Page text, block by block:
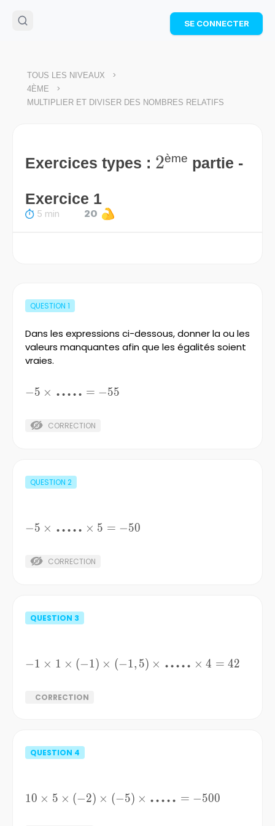
🌴Cahier de vacances offert
: révise les maths cet
Télécharge ton PDF gratuit et progresse avec des
SE CONNECTER
TOUS LES NIVEAUX >
4ÈME >
MULTIPLIER ET DIVISER DES NOMBRES RELATIFS
Exercices types : 2
2ème partie -
Exercice 1
5 min 20
QUESTION 1
Dans les expressions ci-dessous, donner la ou les
valeurs manquantes afin que les égalités soient
vraies.
-5\times{\LARGE{.....}}=-55
−5 × ..... = −55
CORRECTION
QUESTION 2
-5\times{\LARGE{.....}}\times{5}=-50
−5 × ..... × 5 = −50
CORRECTION
QUESTION 3
-1\times1\times{(-1)}\times{(-
−1 × 1 × (−1) × (−1, 5) × ..... × 4 = 42
CORRECTION
QUESTION 4
10\times5\times{(-2)}\times{(-
10 × 5 × (−2) × (−5) × ..... = −500